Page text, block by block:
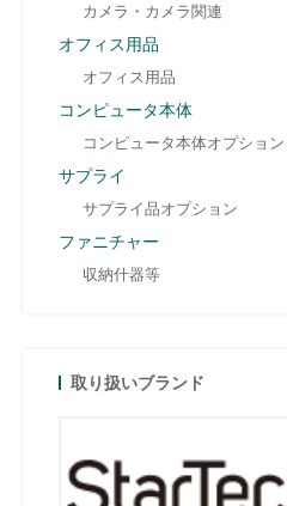
カメラ・カメラ関連
オフィス用品
オフィス用品
コンピュータ本体
コンピュータ本体オプション
サプライ
サプライ品オプション
ファニチャー
収納什器等
取り扱いブランド